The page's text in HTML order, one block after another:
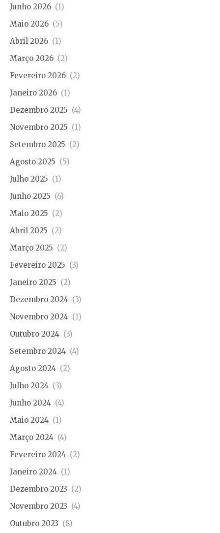
Junho 2026 (1)
Maio 2026 (5)
Abril 2026 (1)
Março 2026 (2)
Fevereiro 2026 (2)
Janeiro 2026 (1)
Dezembro 2025 (4)
Novembro 2025 (1)
Setembro 2025 (2)
Agosto 2025 (5)
Julho 2025 (1)
Junho 2025 (6)
Maio 2025 (2)
Abril 2025 (2)
Março 2025 (2)
Fevereiro 2025 (3)
Janeiro 2025 (2)
Dezembro 2024 (3)
Novembro 2024 (1)
Outubro 2024 (3)
Setembro 2024 (4)
Agosto 2024 (2)
Julho 2024 (3)
Junho 2024 (4)
Maio 2024 (1)
Março 2024 (4)
Fevereiro 2024 (2)
Janeiro 2024 (1)
Dezembro 2023 (2)
Novembro 2023 (4)
Outubro 2023 (8)